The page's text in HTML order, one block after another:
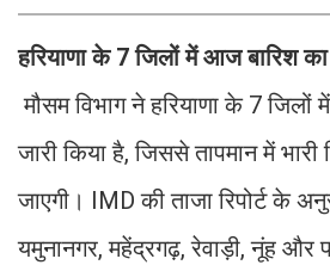
हरियाणा के 7 जिलों में आज बारिश
मौसम विभाग ने हरियाणा के 7 जिलों
जारी किया है, जिससे तापमान में भारी
जाएगी। IMD की ताजा रिपोर्ट के
यमुनानगर, महेंद्रगढ़, रेवाड़ी, नूंह